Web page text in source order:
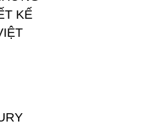
KẾ